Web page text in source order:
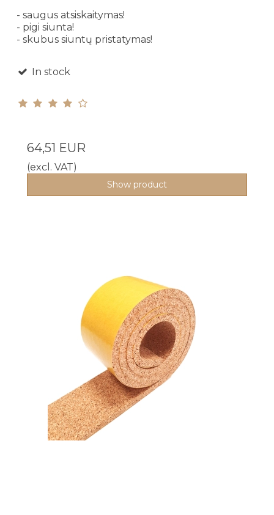
- saugus atsiskaitymas!
- pigi siunta!
- skubus siuntų pristatymas!
In stock
64,51 EUR
(excl. VAT)
Show product